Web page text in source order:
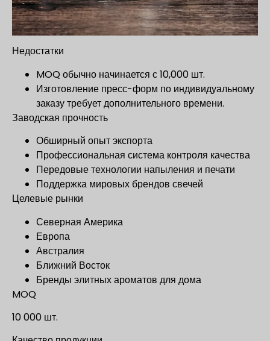
Недостатки
MOQ обычно начинается с 10,000 шт.
Изготовление пресс-форм по индивидуальному
заказу требует дополнительного времени.
Заводская прочность
Обширный опыт экспорта
Профессиональная система контроля качества
Передовые технологии напыления и печати
Поддержка мировых брендов свечей
Целевые рынки
Северная Америка
Европа
Австралия
Ближний Восток
Бренды элитных ароматов для дома
MOQ
10 000 шт.